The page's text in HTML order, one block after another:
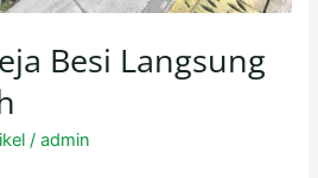
Besi Langsung
/admin